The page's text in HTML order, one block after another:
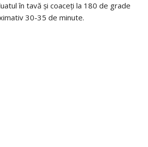
în tavă și coaceți la 180 de grade
30-35 de minute.